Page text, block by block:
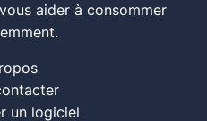
aider à consommer
un logiciel